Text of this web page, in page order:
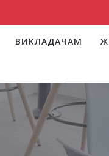
ВИКЛАДАЧАМ